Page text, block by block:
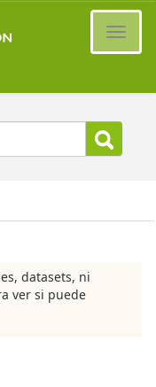
datasets, ni
ver si puede